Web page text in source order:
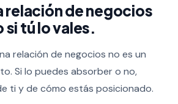
relación de negocios
si tú lo vales.
relación de negocios no es un
Si lo puedes absorber o no,
ti y de cómo estás posicionado.